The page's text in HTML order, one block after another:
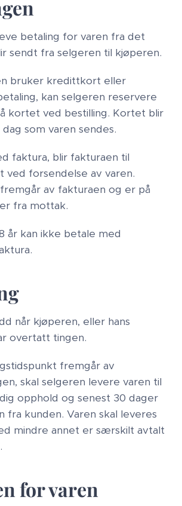
betaling for varen fra det
sendt fra selgeren til kjøperen.
bruker kredittkort eller
kan selgeren reservere
kortet ved bestilling. Kortet blir
som varen sendes.
faktura, blir fakturaen til
ved forsendelse av varen.
av fakturaen og er på
fra mottak.
år kan ikke betale med
når kjøperen, eller hans
overtatt tingen.
fremgår av
skal selgeren levere varen til
opphold og senest 30 dager
fra kunden. Varen skal leveres
mindre annet er særskilt avtalt
for varen